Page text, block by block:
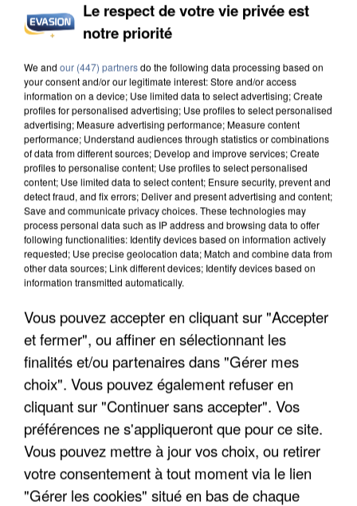
DE SOLIDARITÉ AVEC LES...
APRÈS TOUTES CES CANICULES, LES REFUGES
DE FAUNE SAUVAGE SONT...
Le respect de votre vie privée est
notre priorité
We and our (447) partnersdo the following data processing based on
your consent and/or our legitimate interest: Store and/or access
information on a device; Use limited data to select advertising; Create
profiles for personalised advertising; Use profiles to select personalised
advertising; Measure advertising performance; Measure content
performance; Understand audiences through statistics or combinations
of data from different sources; Develop and improve services; Create
profiles to personalise content; Use profiles to select personalised
content; Use limited data to select content; Ensure security, prevent and
detect fraud, and fix errors; Deliver and present advertising and content;
Save and communicate privacy choices. These technologies may
process personal data such as IP address and browsing data to offer
following functionalities: Identify devices based on information actively
requested; Use precise geolocation data; Match and combine data from
other data sources; Link different devices; Identify devices based on
information transmitted automatically.
Vous pouvez accepter en cliquant sur "Accepter
et fermer", ou affiner en sélectionnant les
finalités et/ou partenaires dans "Gérer mes
choix". Vous pouvez également refuser en
cliquant sur "Continuer sans accepter". Vos
préférences ne s'appliqueront que pour ce site.
Vous pouvez mettre à jour vos choix, ou retirer
votre consentement à tout moment via le lien
"Gérer les cookies" situé en bas de chaque